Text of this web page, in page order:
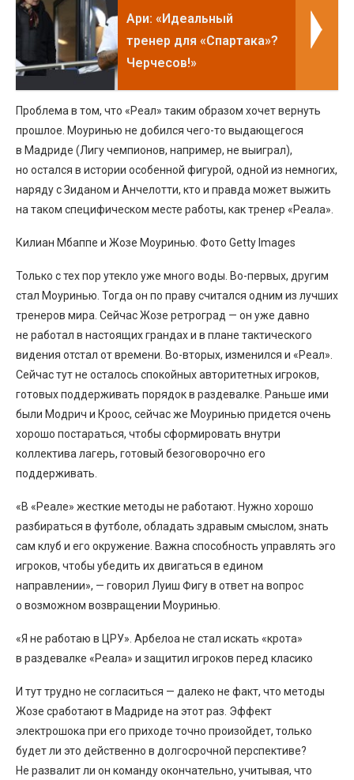
Ари: «Идеальный
тренер для «Спартака»?
Черчесов!»
Проблема в том, что «Реал» таким образом хочет вернуть
прошлое. Моуринью не добился чего-то выдающегося
в Мадриде (Лигу чемпионов, например, не выиграл),
но остался в истории особенной фигурой, одной из немногих,
наряду с Зиданом и Анчелотти, кто и правда может выжить
на таком специфическом месте работы, как тренер «Реала».
Килиан Мбаппе и Жозе Моуринью. Фото Getty Images
Только с тех пор утекло уже много воды. Во-первых, другим
стал Моуринью. Тогда он по праву считался одним из лучших
тренеров мира. Сейчас Жозе ретроград — он уже давно
не работал в настоящих грандах и в плане тактического
видения отстал от времени. Во-вторых, изменился и «Реал».
Сейчас тут не осталось спокойных авторитетных игроков,
готовых поддерживать порядок в раздевалке. Раньше ими
были Модрич и Кроос, сейчас же Моуринью придется очень
хорошо постараться, чтобы сформировать внутри
коллектива лагерь, готовый безоговорочно его
поддерживать.
«В «Реале» жесткие методы не работают. Нужно хорошо
разбираться в футболе, обладать здравым смыслом, знать
сам клуб и его окружение. Важна способность управлять эго
игроков, чтобы убедить их двигаться в едином
направлении», — говорил Луиш Фигу в ответ на вопрос
о возможном возвращении Моуринью.
«Я не работаю в ЦРУ». Арбелоа не стал искать «крота»
в раздевалке «Реала» и защитил игроков перед класико
И тут трудно не согласиться — далеко не факт, что методы
Жозе сработают в Мадриде на этот раз. Эффект
электрошока при его приходе точно произойдет, только
будет ли это действенно в долгосрочной перспективе?
Не развалит ли он команду окончательно, учитывая, что